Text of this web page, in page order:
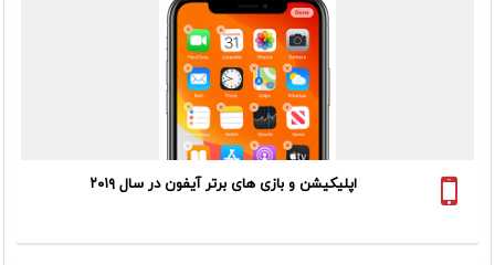
اگرشما هم از طرفداران گوشی های آیفون هستید قطعا میدانید که
گوشی های موبایل آیفون اپلیکیشن های رایگان زیادی را در اختیار
اپلیکیشن و بازی های برتر آیفون در سال ۲۰۱۹